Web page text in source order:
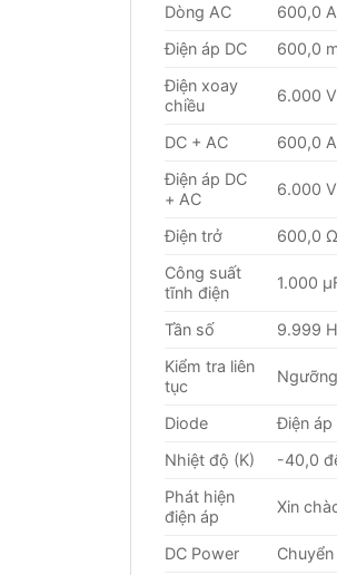
Dòng AC
600,0
Điện áp DC
600,0
Điện xoay
chiều
6.000
DC + AC
600,0
Điện áp DC
+ AC
6.000
Điện trở
600,0
Công suất
tĩnh điện
1.000
Tần số
9.999
Kiểm tra liên
tục
Diode
Điện áp
Nhiệt độ (K)
-40,0
Phát hiện
điện áp
Xin
DC Power